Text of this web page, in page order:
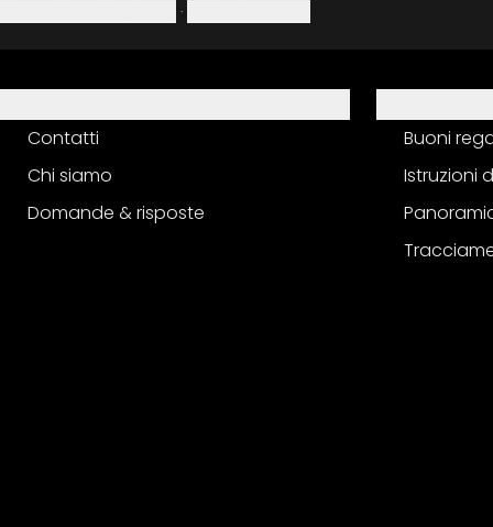
·
Contatti
Chi siamo
Domande & risposte
Buoni
Istruzioni